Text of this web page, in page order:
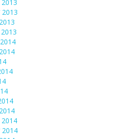
2013
2013
2013
2014
2014